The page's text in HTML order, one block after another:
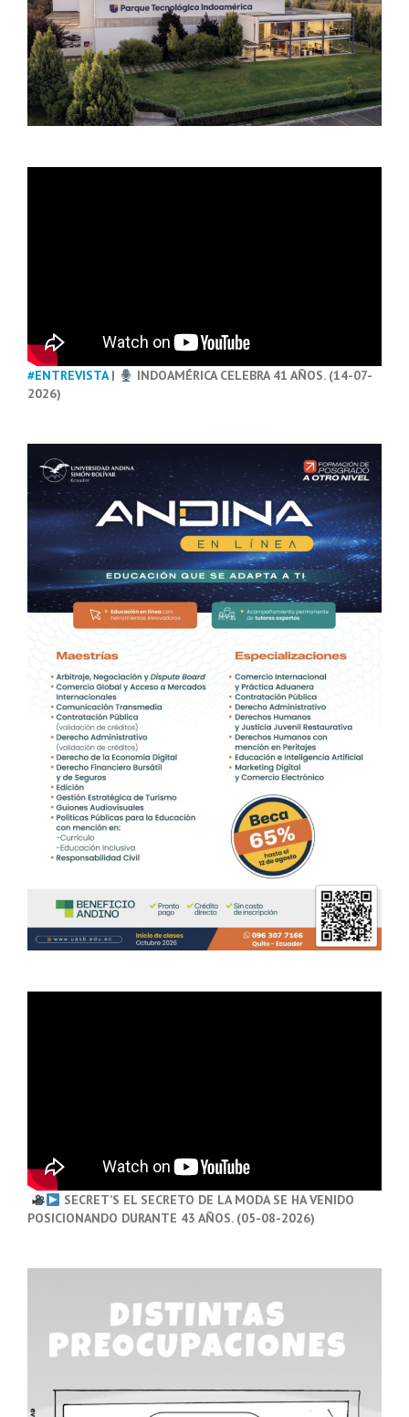
#ENTREVISTA|
INDOAMÉRICA CELEBRA 41 AÑOS. (14-07-
2026)
SECRET’S EL SECRETO DE LA MODA SE HA VENIDO
POSICIONANDO DURANTE 43 AÑOS. (05-08-2026)